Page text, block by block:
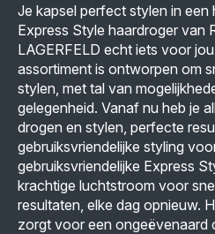
Je kapsel perfect stylen in een
Express Style haardroger van
LAGERFELD echt iets voor
assortiment is ontworpen om
stylen, met tal van
gelegenheid. Vanaf nu heb je
drogen en stylen, perfecte
gebruiksvriendelijke styling
gebruiksvriendelijke Express
krachtige luchtstroom voor
resultaten, elke dag opnieuw.
zorgt voor een ongeëvenaard